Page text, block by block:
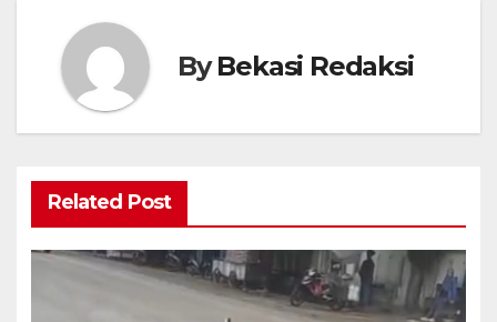
ByBekasi Redaksi
Related Post